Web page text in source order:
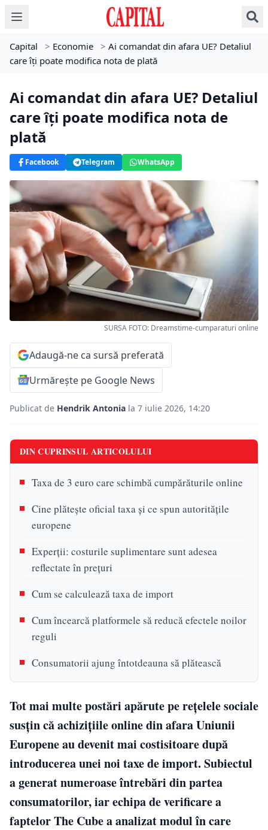
Capital > Economie > Ai comandat din afara UE? Detaliul
care îți poate modifica nota de plată
Ai comandat din afara UE? Detaliul
care îți poate modifica nota de
plată
Facebook Telegram WhatsApp
SURSA FOTO: Dreamstime-cumparaturi online
Adaugă-ne ca sursă preferată
Urmărește pe Google News
Publicat de Hendrik Antonia la 7 iulie 2026, 14:20
DIN CUPRINSUL ARTICOLULUI
Taxa de 3 euro care schimbă cumpărăturile online
Cine plătește oficial taxa și ce spun autoritățile
europene
Experții: costurile suplimentare sunt adesea
reflectate în prețuri
Cum se calculează taxa de import
Cum încearcă platformele să reducă efectele noilor
reguli
Consumatorii ajung întotdeauna să plătească
Tot mai multe postări apărute pe rețelele sociale
susțin că achizițiile online din afara Uniunii
Europene au devenit mai costisitoare după
introducerea unei noi taxe de import. Subiectul
a generat numeroase întrebări din partea
consumatorilor, iar echipa de verificare a
faptelor The Cube a analizat modul în care